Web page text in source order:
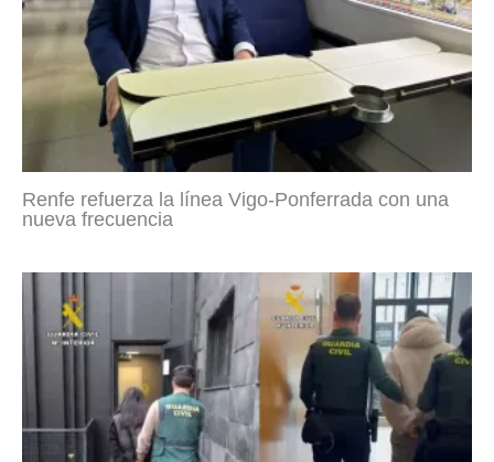
Renfe refuerza la línea Vigo-Ponferrada con una
nueva frecuencia